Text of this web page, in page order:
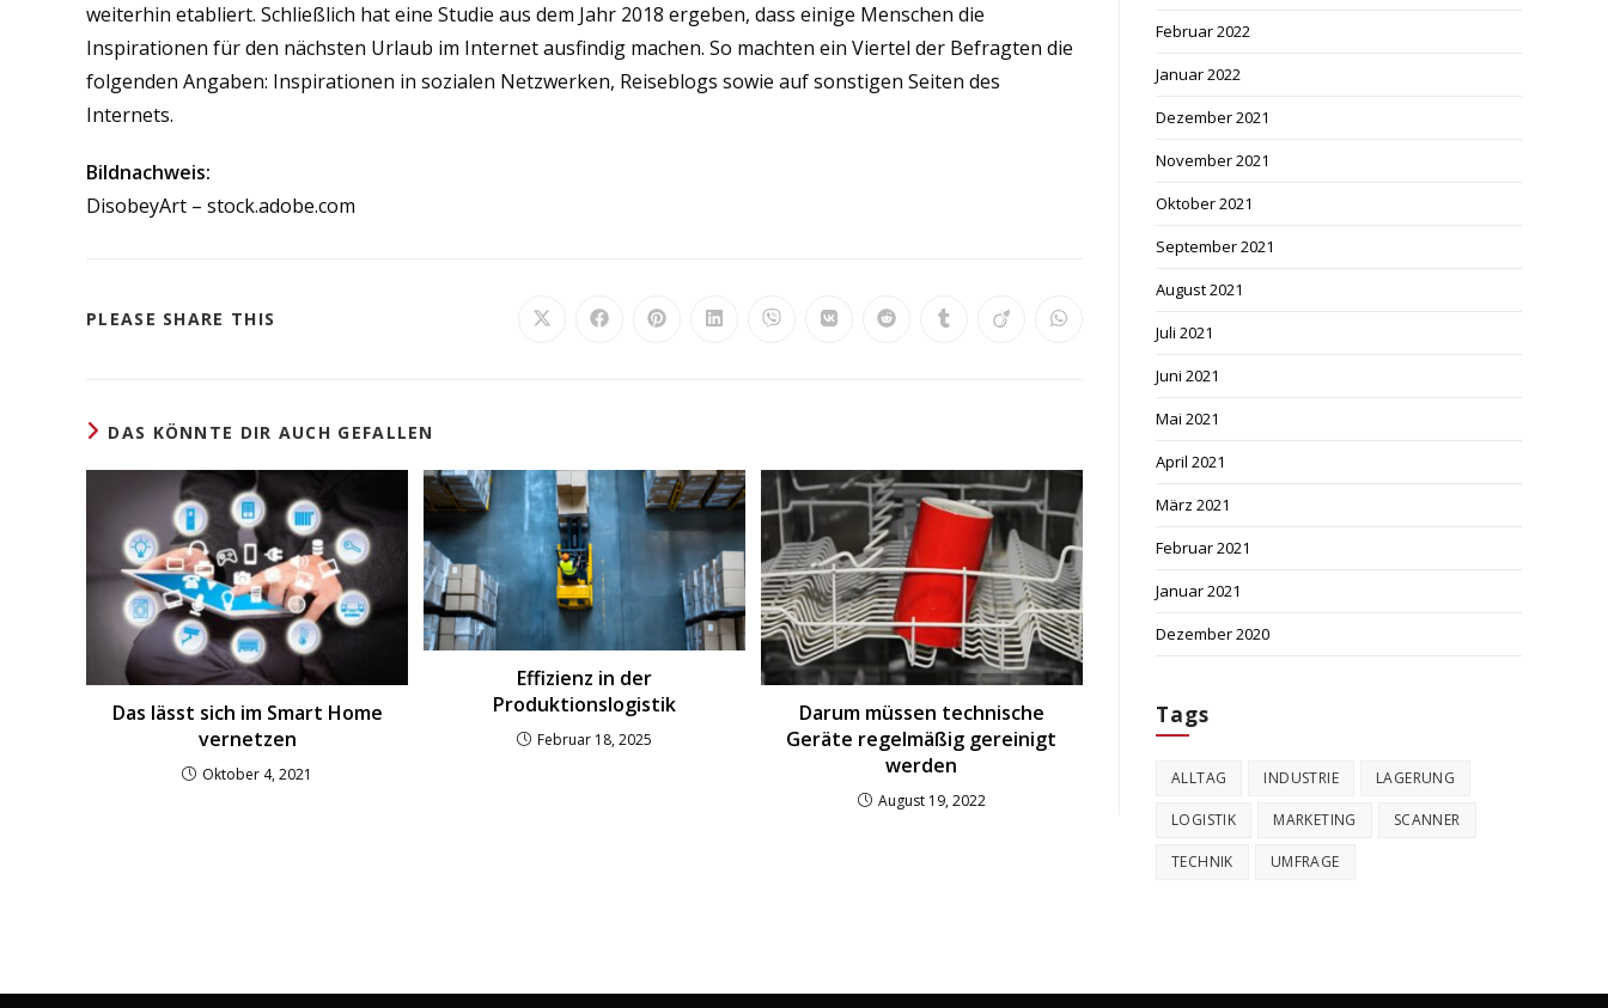
weiterhin etabliert. Schließlich hat eine Studie aus dem Jahr 2018 ergeben, dass einige Menschen die
Inspirationen für den nächsten Urlaub im Internet ausfindig machen. So machten ein Viertel der Befragten die
folgenden Angaben: Inspirationen in sozialen Netzwerken, Reiseblogs sowie auf sonstigen Seiten des
Internets.
Bildnachweis:
DisobeyArt – stock.adobe.com
PLEASE SHARE THIS Öffnet Öffnet Öffnet Öffnet Öffnet Öffnet Öffnet Öffnet Öffnet Öffnet
DAS KÖNNTE DIR AUCH GEFALLEN
Das lässt sich im Smart Home
vernetzen
Oktober 4, 2021
Effizienz in der
Produktionslogistik
Februar 18, 2025
Darum müssen technische
Geräte regelmäßig gereinigt
werden
August 19, 2022
Februar 2022
Januar 2022
Dezember 2021
November 2021
Oktober 2021
September 2021
August 2021
Juli 2021
Juni 2021
Mai 2021
April 2021
März 2021
Februar 2021
Januar 2021
Dezember 2020
Tags
ALLTAG INDUSTRIE LAGERUNG
LOGISTIK MARKETING SCANNER
TECHNIK UMFRAGE